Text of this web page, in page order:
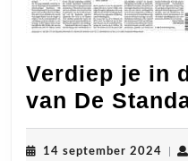
Verdiep je in
van De
14 september 2024 14